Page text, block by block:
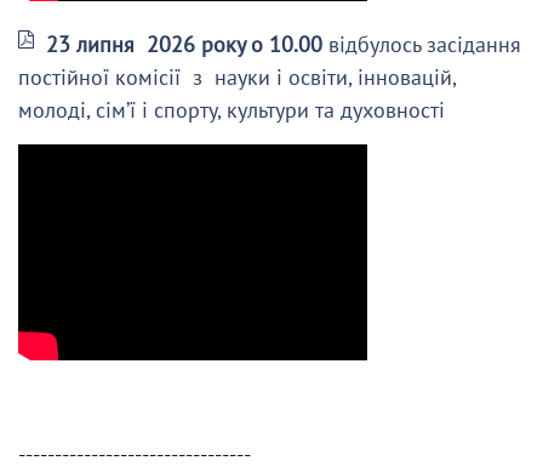
23 липня 2026 року о 10.00 відбулось засідання
постійної комісії з науки і освіти, інновацій,
молоді, сім’ї і спорту, культури та духовності
--------------------------------